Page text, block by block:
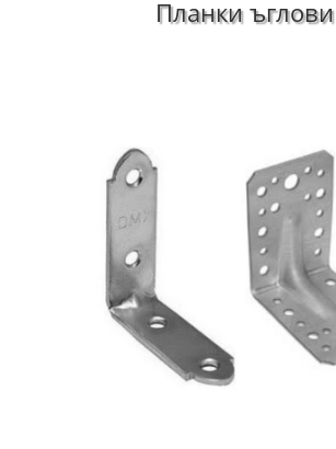
Планки ъглови